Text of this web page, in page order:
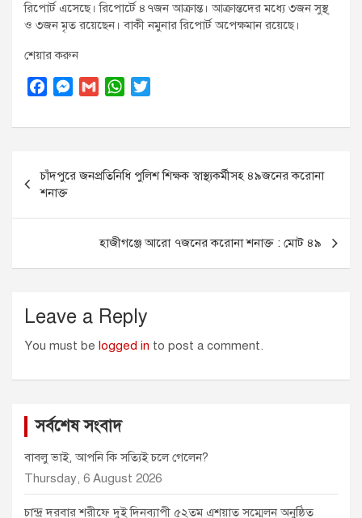
রিপোর্ট এসেছে। রিপোর্টে ৪৭জন আক্রান্ত। আক্রান্তদের মধ্যে ৩জন সুস্থ্
ও ৩জন মৃত রয়েছেন। বাকী নমুনার রিপোর্ট অপেক্ষমান রয়েছে।
শেয়ার করুন
c
o
k
M
s
n
e
G
a
W
a
A
p
i
e
Post
navigation
চাঁদপুরে জনপ্রতিনিধি পুলিশ শিক্ষক স্বাস্থ্যকর্মীসহ ৪৯জনের করোনা
শনাক্ত
হাজীগঞ্জে আরো ৭জনের করোনা শনাক্ত : মোট ৪৯
Leave a Reply
You must be logged in to post a comment.
সর্বশেষ সংবাদ
বাবলু ভাই, আপনি কি সত্যিই চলে গেলেন?
Thursday, 6 August 2026
চান্দ্র দরবার শরীফে দুই দিনব্যাপী ৫২তম এশয়াত সম্মেলন অনুষ্ঠিত